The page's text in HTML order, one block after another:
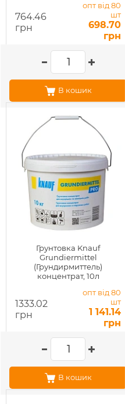
764.46
грн
опт від 80
шт
698.70
грн
В кошик
Грунтовка Knauf
Grundiermittel
(Грундирмиттель)
концентрат, 10л
1333.02
грн
опт від 80
шт
1 141.14
грн
В кошик